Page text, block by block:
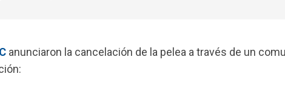
anunciaron la cancelación de la pelea a través de un